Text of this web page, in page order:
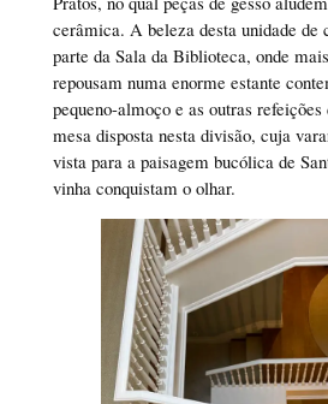
cerâmica. A beleza desta unidade de
parte da Sala da Biblioteca, onde
repousam numa enorme estante
pequeno-almoço e as outras
mesa disposta nesta divisão, cuja
vista para a paisagem bucólica de
vinha conquistam o olhar.